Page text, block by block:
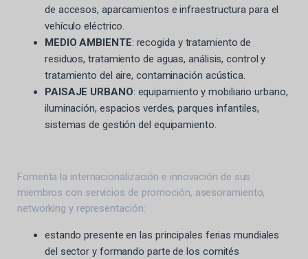
de accesos, aparcamientos e infraestructura para el
vehículo eléctrico.
MEDIO AMBIENTE: recogida y tratamiento de
residuos, tratamiento de aguas, análisis, control y
tratamiento del aire, contaminación acústica.
PAISAJE URBANO: equipamiento y mobiliario urbano,
iluminación, espacios verdes, parques infantiles,
sistemas de gestión del equipamiento.
Fomenta la internacionalización e innovación de sus
miembros con servicios de promoción, asesoramiento,
networking y representación:
estando presente en las principales ferias mundiales
del sector y formando parte de los comités